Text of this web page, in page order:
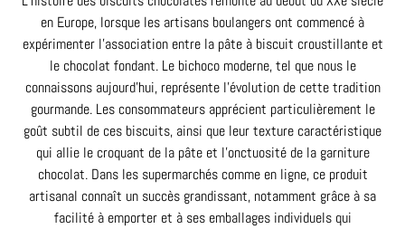
en Europe, lorsque les artisans boulangers ont commencé à
expérimenter l’association entre la pâte à biscuit croustillante et
le chocolat fondant. Le bichoco moderne, tel que nous le
connaissons aujourd’hui, représente l’évolution de cette tradition
gourmande. Les consommateurs apprécient particulièrement le
goût subtil de ces biscuits, ainsi que leur texture caractéristique
qui allie le croquant de la pâte et l’onctuosité de la garniture
chocolat. Dans les supermarchés comme en ligne, ce produit
artisanal connaît un succès grandissant, notamment grâce à sa
facilité à emporter et à ses emballages individuels qui